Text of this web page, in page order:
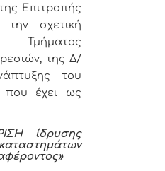
Επιτροπής
σχετική
Τμήματος
της Δ/
του
που έχει ως
ίδρυσης